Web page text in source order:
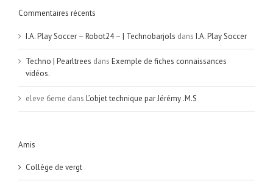
Commentaires récents
I.A. Play Soccer – Robot24 – | Technobarjols dans I.A. Play Soccer
Techno | Pearltrees dans Exemple de fiches connaissances
vidéos.
eleve 6eme dans L’objet technique par Jérémy .M.S
Amis
Collège de vergt